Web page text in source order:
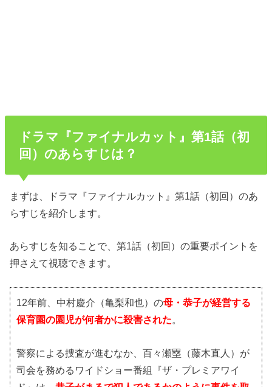
ドラマ『ファイナルカット』第1話（初
回）のあらすじは？
まずは、ドラマ『ファイナルカット』第1話（初回）のあ
らすじを紹介します。
あらすじを知ることで、第1話（初回）の重要ポイントを
押さえて視聴できます。
12年前、中村慶介（亀梨和也）の母・恭子が経営する
保育園の園児が何者かに殺害された。
警察による捜査が進むなか、百々瀬塁（藤木直人）が
司会を務めるワイドショー番組『ザ・プレミアワイ